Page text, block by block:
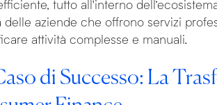
tutto all'interno
delle aziende che offrono servizi
attività complesse e manuali.
di Successo: La